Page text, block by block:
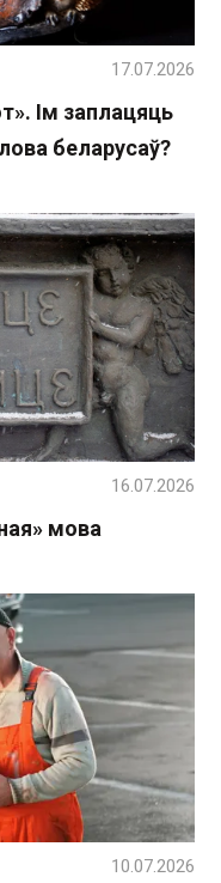
Ім заплацяць
беларусаў?
17.07.2026
мова
16.07.2026
10.07.2026